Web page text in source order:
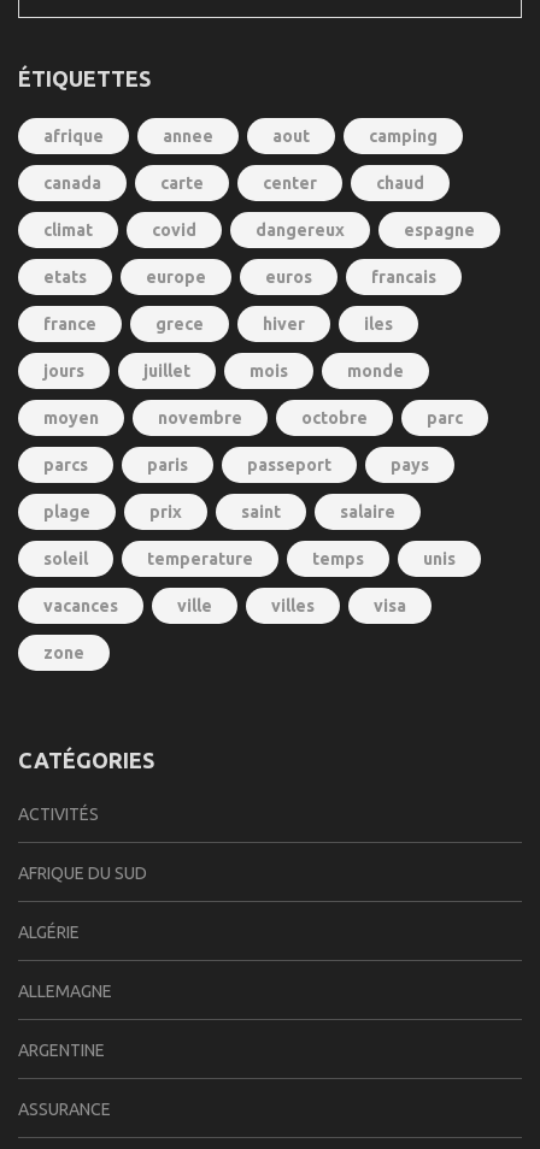
ÉTIQUETTES
afrique annee aout camping
canada carte center chaud
climat covid dangereux espagne
etats europe euros francais
france grece hiver iles
jours juillet mois monde
moyen novembre octobre parc
parcs paris passeport pays
plage prix saint salaire
soleil temperature temps unis
vacances ville villes visa
zone
CATÉGORIES
ACTIVITÉS
AFRIQUE DU SUD
ALGÉRIE
ALLEMAGNE
ARGENTINE
ASSURANCE